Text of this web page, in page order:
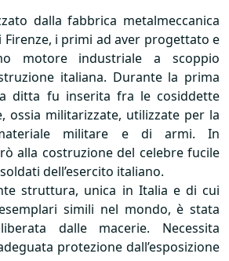
dalla fabbrica metalmeccanica
Firenze, i primi ad aver progettato e
motore industriale a scoppio
italiana. Durante la prima
ditta fu inserita fra le cosiddette
ossia militarizzate, utilizzate per la
militare e di armi. In
alla costruzione del celebre fucile
dell’esercito italiano.
struttura, unica in Italia e di cui
simili nel mondo, è stata
dalle macerie. Necessita
protezione dall’esposizione